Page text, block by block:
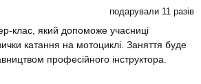
подарували 11 разів
клас, який допоможе учасниці
катання на мотоциклі. Заняття буде
професійного інструктора.